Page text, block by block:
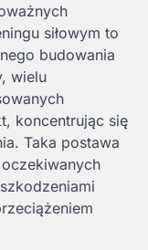
siłowym to
budowania
wielu
koncentrując się
Taka postawa